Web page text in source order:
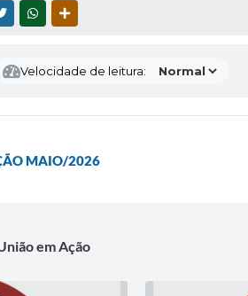
TWITTERWHATSAPP
Velocidade de leitura:
MAIO/2026
em Ação